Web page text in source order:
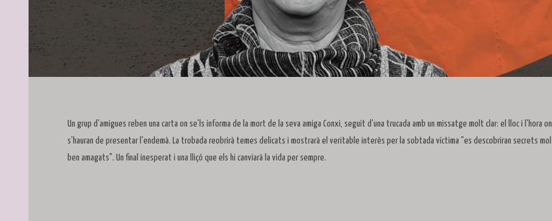
Un grup d'amigues reben una carta on se'ls informa de la mort de la seva amiga Conxi, seguit d'una trucada amb un missatge molt clar: el lloc i l'hora on
s'hauran de presentar l'endemà. La trobada reobrirà temes delicats i mostrarà el veritable interès per la sobtada víctima "es descobriran secrets mol
ben amagats". Un final inesperat i una lliçó que els hi canviarà la vida per sempre.